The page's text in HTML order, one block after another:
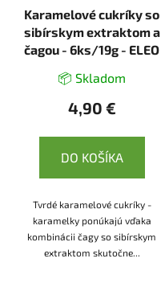
Karamelové cukríky so
sibírskym extraktom a
čagou - 6ks/19g - ELEO
📦 Skladom
4,90 €
DO KOŠÍKA
Tvrdé karamelové cukríky -
karamelky ponúkajú vďaka
kombinácii čagy so sibírskym
extraktom skutočne...